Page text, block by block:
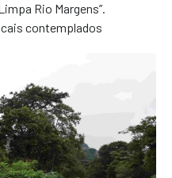
Rio Margens”.
contemplados